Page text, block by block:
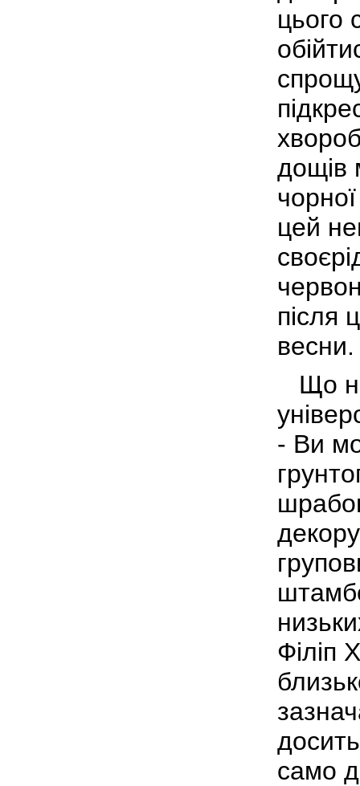
цього
дощів
цей
після
весни.
Що
- Ви
Філіп
само